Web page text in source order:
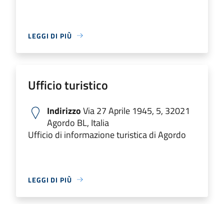
LEGGI DI PIÙ
Ufficio turistico
IndirizzoVia 27 Aprile 1945, 5, 32021
Agordo BL, Italia
Ufficio di informazione turistica di Agordo
LEGGI DI PIÙ